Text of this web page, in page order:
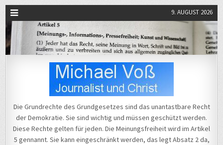
9. AUGUST 2026
Michael Voß
Die Grundrechte des Grundgesetzes sind das unantastbare Recht
der Demokratie. Sie sind wichtig und müssen geschützt werden.
Diese Rechte gelten für jeden. Die Meinungsfreiheit wird im Artikel
5 gennannt. Sie kann eingeschränkt werden, das legt Absatz 2 da,